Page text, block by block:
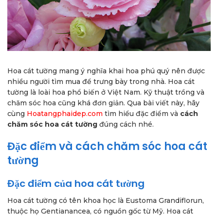
Hoa cát tường mang ý nghĩa khai hoa phú quý nên được
nhiều người tìm mua để trưng bày trong nhà. Hoa cát
tường là loài hoa phổ biến ở Việt Nam. Kỹ thuật trồng và
chăm sóc hoa cũng khá đơn giản. Qua bài viết này, hãy
cùng Hoatangphaidep.com tìm hiểu đặc điểm và cách
chăm sóc hoa cát tường đúng cách nhé.
Đặc điểm và cách chăm sóc hoa cát
tường
Đặc điểm của hoa cát tường
Hoa cát tường có tên khoa học là Eustoma Grandiflorun,
thuộc họ Gentianancea, có nguồn gốc từ Mỹ. Hoa cát